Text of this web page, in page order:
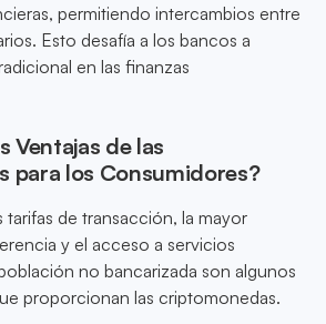
permitiendo intercambios entre
Esto desafía a los bancos a
en las finanzas
Ventajas de las
para los Consumidores?
de transacción, la mayor
y el acceso a servicios
no bancarizada son algunos
proporcionan las criptomonedas.